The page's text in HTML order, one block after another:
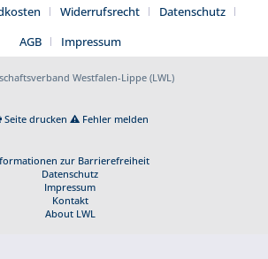
Widerrufsrecht
Datenschutz
AGB
Impressum
Westfalen-Lippe (LWL)
Seite drucken Fehler melden
zur Barrierefreiheit
Datenschutz
Impressum
Kontakt
About LWL